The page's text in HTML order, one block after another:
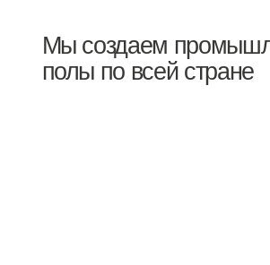
Мы создаем
полы по всей стране